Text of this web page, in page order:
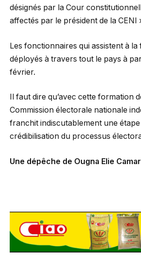
désignés par la Cour
affectés par le président de la CENI
Les fonctionnaires qui assistent à
déployés à travers tout le pays à
février.
Il faut dire qu’avec cette formation
Commission électorale nationale
franchit indiscutablement une
crédibilisation du processus
Une dépêche de Ougna Elie